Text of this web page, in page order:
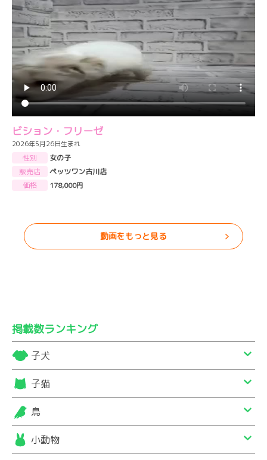
ビション・フリーゼ
2026年5月26日生まれ
性別
女の子
販売店
ペッツワン古川店
価格
178,000円
動画をもっと見る
掲載数ランキング
子犬
子猫
鳥
小動物